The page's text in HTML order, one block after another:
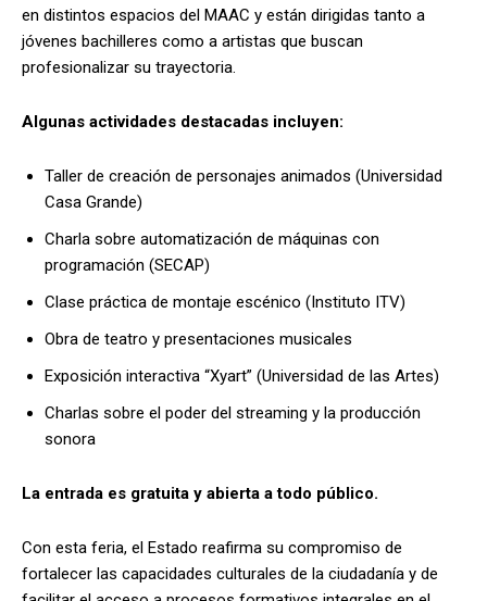
en distintos espacios del MAAC y están dirigidas tanto a
jóvenes bachilleres como a artistas que buscan
profesionalizar su trayectoria.
Algunas actividades destacadas incluyen:
Taller de creación de personajes animados (Universidad
Casa Grande)
Charla sobre automatización de máquinas con
programación (SECAP)
Clase práctica de montaje escénico (Instituto ITV)
Obra de teatro y presentaciones musicales
Exposición interactiva “Xyart” (Universidad de las Artes)
Charlas sobre el poder del streaming y la producción
sonora
La entrada es gratuita y abierta a todo público.
Con esta feria, el Estado reafirma su compromiso de
fortalecer las capacidades culturales de la ciudadanía y de